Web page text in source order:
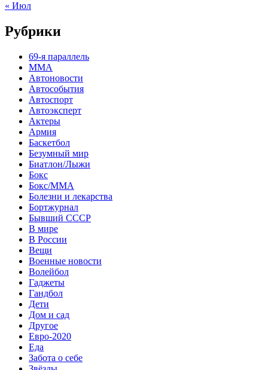
« Июл
Рубрики
69-я параллель
MMA
Автоновости
Автособытия
Автоспорт
Автоэксперт
Актеры
Армия
Баскетбол
Безумный мир
Биатлон/Лыжи
Бокс
Бокс/MMA
Болезни и лекарства
Бортжурнал
Бывший СССР
В мире
В России
Вещи
Военные новости
Волейбол
Гаджеты
Гандбол
Дети
Дом и сад
Другое
Евро-2020
Еда
Забота о себе